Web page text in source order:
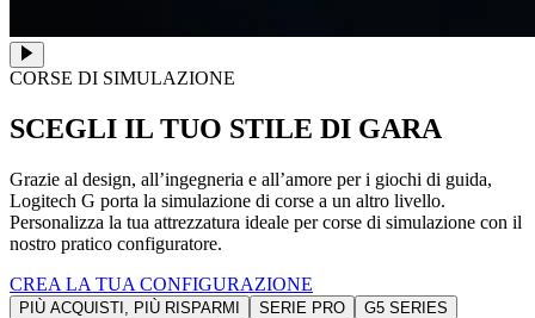
CORSE DI SIMULAZIONE
SCEGLI IL TUO STILE DI GARA
Grazie al design, all’ingegneria e all’amore per i giochi di guida,
Logitech G porta la simulazione di corse a un altro livello.
Personalizza la tua attrezzatura ideale per corse di simulazione con il
nostro pratico configuratore.
CREA LA TUA CONFIGURAZIONE
PIÙ ACQUISTI, PIÙ RISPARMI SERIE PRO
G5 SERIES